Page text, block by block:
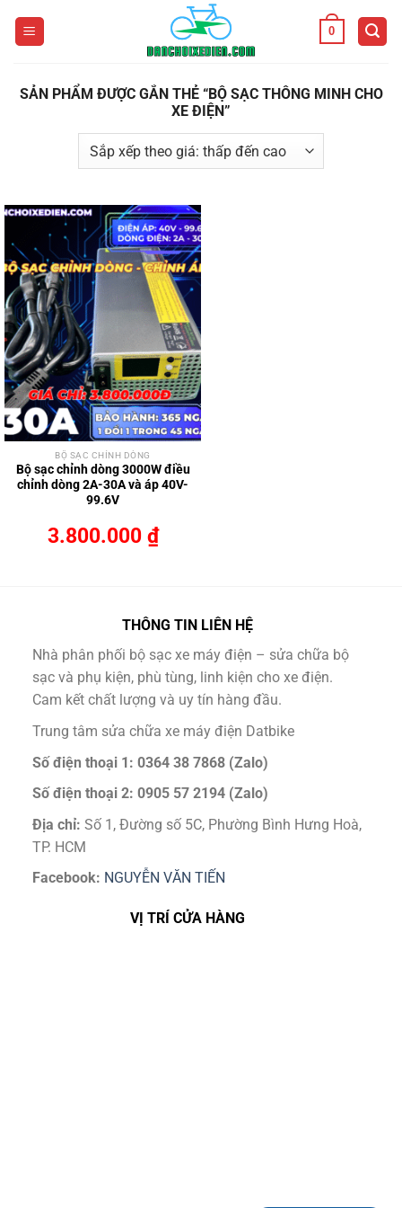
0
SẢN PHẨM ĐƯỢC GẮN THẺ “BỘ SẠC THÔNG MINH CHO
XE ĐIỆN”
BỘ SẠC CHỈNH DÒNG
Bộ sạc chỉnh dòng 3000W điều
chỉnh dòng 2A-30A và áp 40V-
99.6V
3.800.000 ₫
THÔNG TIN LIÊN HỆ
Nhà phân phối bộ sạc xe máy điện – sửa chữa bộ
sạc và phụ kiện, phù tùng, linh kiện cho xe điện.
Cam kết chất lượng và uy tín hàng đầu.
Trung tâm sửa chữa xe máy điện Datbike
Số điện thoại 1: 0364 38 7868 (Zalo)
Số điện thoại 2: 0905 57 2194 (Zalo)
Địa chỉ: Số 1, Đường số 5C, Phường Bình Hưng Hoà,
TP. HCM
Facebook: NGUYỄN VĂN TIẾN
VỊ TRÍ CỬA HÀNG